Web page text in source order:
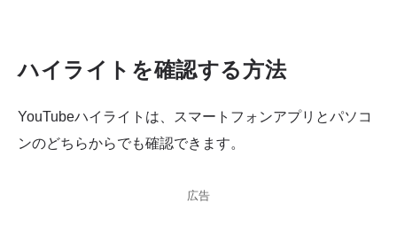
ハイライトを確認する方法
YouTubeハイライトは、スマートフォンアプリとパソコ
ンのどちらからでも確認できます。
広告